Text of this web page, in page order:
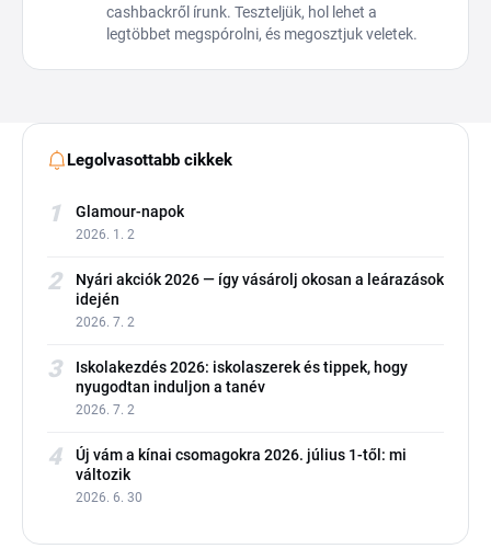
cashbackről írunk. Teszteljük, hol lehet a
legtöbbet megspórolni, és megosztjuk veletek.
Legolvasottabb cikkek
1 Glamour-napok
2026. 1. 2
2
Nyári akciók 2026 — így vásárolj okosan a leárazások
idején
2026. 7. 2
3
Iskolakezdés 2026: iskolaszerek és tippek, hogy
nyugodtan induljon a tanév
2026. 7. 2
4
Új vám a kínai csomagokra 2026. július 1-től: mi
változik
2026. 6. 30